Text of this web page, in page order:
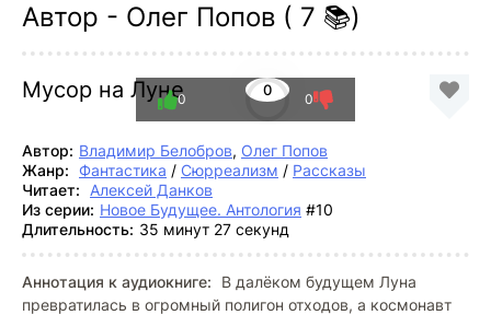
Автор - Олег Попов ( 7 📚)
Мусор на Луне 0
0 0
Автор: Владимир Белобров, Олег Попов
Жанр:
Фантастика / Сюрреализм / Рассказы
Читает:
Алексей Данков
Из серии: Новое Будущее. Антология #10
Длительность: 35 минут 27 секунд
Аннотация к аудиокниге:
В далёком будущем Луна
превратилась в огромный полигон отходов, а космонавт